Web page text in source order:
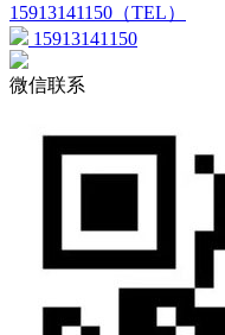
15913141150（TEL）
15913141150
微信联系